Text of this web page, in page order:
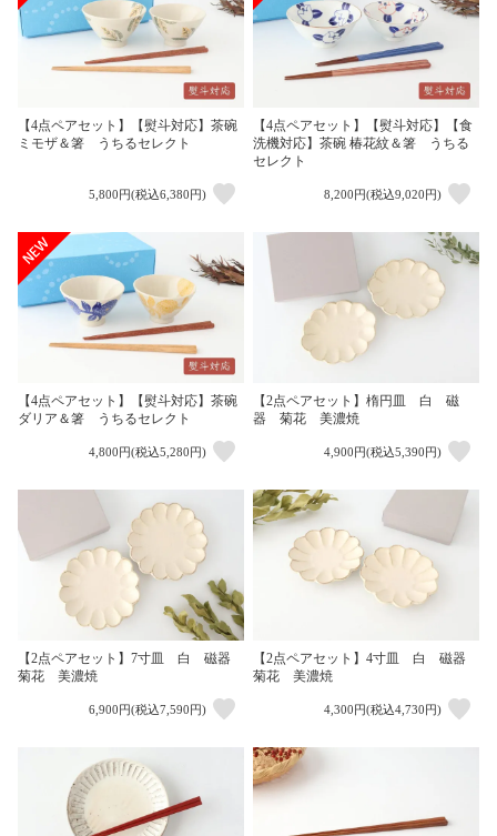
【4点ペアセット】【熨斗対応】茶碗
ミモザ＆箸 うちるセレクト
5,800円(税込6,380円)
【4点ペアセット】【熨斗対応】【食
洗機対応】茶碗 椿花紋＆箸 うちる
セレクト
8,200円(税込9,020円)
【4点ペアセット】【熨斗対応】茶碗
ダリア＆箸 うちるセレクト
4,800円(税込5,280円)
【2点ペアセット】楕円皿 白 磁
器 菊花 美濃焼
4,900円(税込5,390円)
【2点ペアセット】7寸皿 白 磁器
菊花 美濃焼
6,900円(税込7,590円)
【2点ペアセット】4寸皿 白 磁器
菊花 美濃焼
4,300円(税込4,730円)